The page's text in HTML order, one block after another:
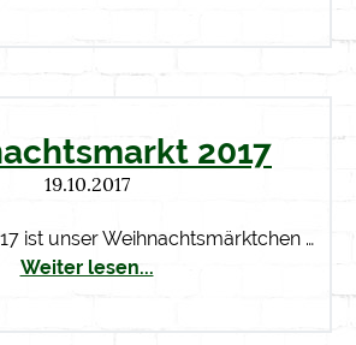
2017
19.10.2017
ist unser Weihnachtsmärktchen …
Weiter lesen...